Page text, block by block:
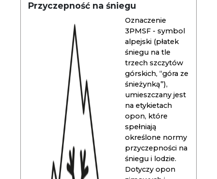
Przyczepność na śniegu
Oznaczenie
3PMSF - symbol
alpejski (płatek
śniegu na tle
trzech szczytów
górskich, “góra ze
śnieżynką”),
umieszczany jest
na etykietach
opon, które
spełniają
określone normy
przyczepności na
śniegu i lodzie.
Dotyczy opon